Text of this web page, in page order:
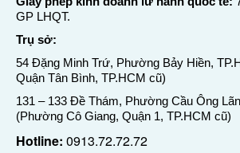
GP LHQT.
Trụ sở:
54 Đặng Minh Trứ, Phường Bảy Hiền,
Quận Tân Bình, TP.HCM cũ)
131 – 133 Đề Thám, Phường Cầu Ông
(Phường Cô Giang, Quận 1, TP.HCM cũ)
Hotline: 0913.72.72.72